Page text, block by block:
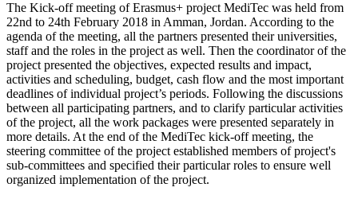
The Kick-off meeting of Erasmus+ project MediTec was held from
22nd to 24th February 2018 in Amman, Jordan. According to the
agenda of the meeting, all the partners presented their universities,
staff and the roles in the project as well. Then the coordinator of the
project presented the objectives, expected results and impact,
activities and scheduling, budget, cash flow and the most important
deadlines of individual project’s periods. Following the discussions
between all participating partners, and to clarify particular activities
of the project, all the work packages were presented separately in
more details. At the end of the MediTec kick-off meeting, the
steering committee of the project established members of project's
sub-committees and specified their particular roles to ensure well
organized implementation of the project.